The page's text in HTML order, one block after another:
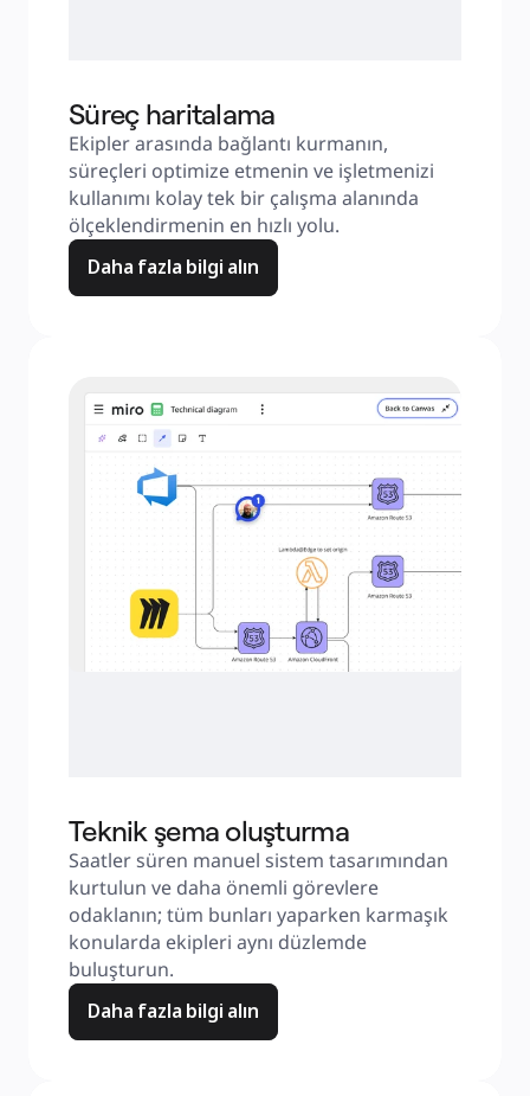
Süreç haritalama
Ekipler arasında bağlantı kurmanın,
süreçleri optimize etmenin ve işletmenizi
kullanımı kolay tek bir çalışma alanında
ölçeklendirmenin en hızlı yolu.
Daha fazla bilgi alın
Teknik şema oluşturma
Saatler süren manuel sistem tasarımından
kurtulun ve daha önemli görevlere
odaklanın; tüm bunları yaparken karmaşık
konularda ekipleri aynı düzlemde
buluşturun.
Daha fazla bilgi alın